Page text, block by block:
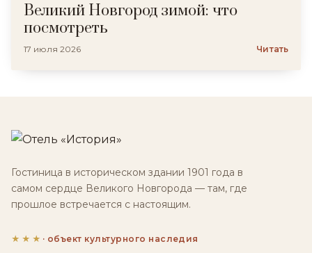
Великий Новгород зимой: что
посмотреть
17 июля 2026 Читать
Гостиница в историческом здании 1901 года в
самом сердце Великого Новгорода — там, где
прошлое встречается с настоящим.
★★★ · объект культурного наследия